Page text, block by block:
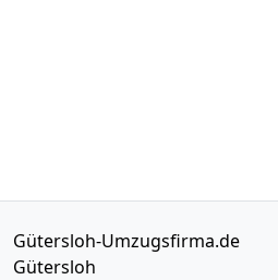
Gütersloh-Umzugsfirma.de
Gütersloh